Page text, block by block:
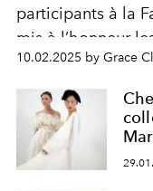
participants à la
mis à l’honneur
tonales, affirmant
couleurs est la
10.02.2025 by Grace